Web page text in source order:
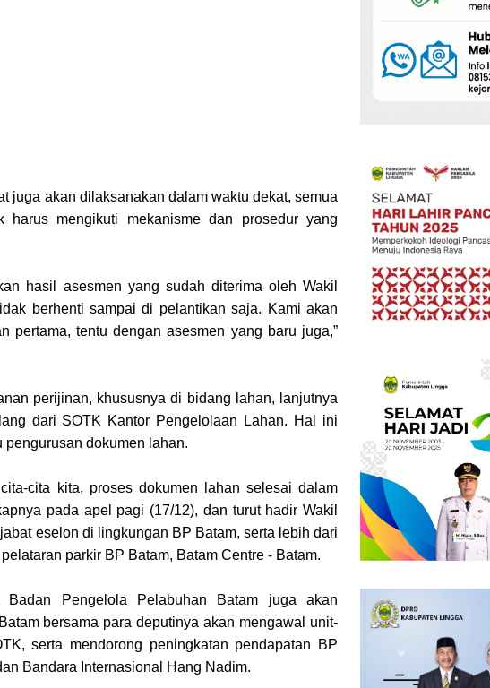
juga akan dilaksanakan dalam waktu dekat, semua
harus mengikuti mekanisme dan prosedur yang
hasil asesmen yang sudah diterima oleh Wakil
berhenti sampai di pelantikan saja. Kami akan
pertama, tentu dengan asesmen yang baru juga,”
perijinan, khususnya di bidang lahan, lanjutnya
dari SOTK Kantor Pengelolaan Lahan. Hal ini
dokumen lahan.
cita kita, proses dokumen lahan selesai dalam
pada apel pagi (17/12), dan turut hadir Wakil
eselon di lingkungan BP Batam, serta lebih dari
parkir BP Batam, Batam Centre - Batam.
Badan Pengelola Pelabuhan Batam juga akan
bersama para deputinya akan mengawal unit-
serta mendorong peningkatan pendapatan BP
Bandara Internasional Hang Nadim.